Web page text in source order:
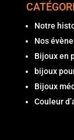
Notre
Nos
Bijoux en
bijoux
Bijoux
Couleur